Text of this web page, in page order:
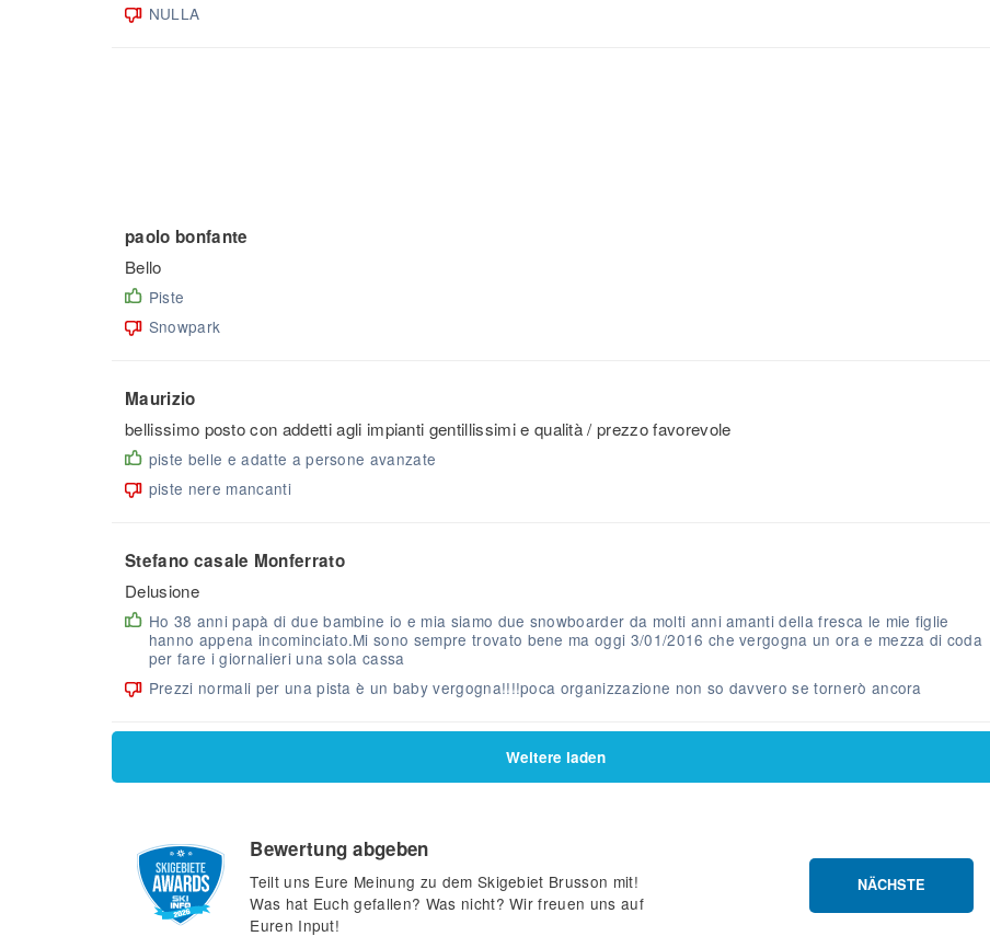
NULLA
paolo bonfante
Bello
Piste
Snowpark
Maurizio
bellissimo posto con addetti agli impianti gentillissimi e qualità / prezzo favorevole
piste belle e adatte a persone avanzate
piste nere mancanti
Stefano casale Monferrato
Delusione
Ho 38 anni papà di due bambine io e mia siamo due snowboarder da molti anni amanti della fresca le mie figlie
hanno appena incominciato.Mi sono sempre trovato bene ma oggi 3/01/2016 che vergogna un ora e mezza di coda
per fare i giornalieri una sola cassa
Prezzi normali per una pista è un baby vergogna!!!!poca organizzazione non so davvero se tornerò ancora
Weitere laden
Bewertung abgeben
Teilt uns Eure Meinung zu dem Skigebiet Brusson mit!
Was hat Euch gefallen? Was nicht? Wir freuen uns auf
Euren Input!
NÄCHSTE